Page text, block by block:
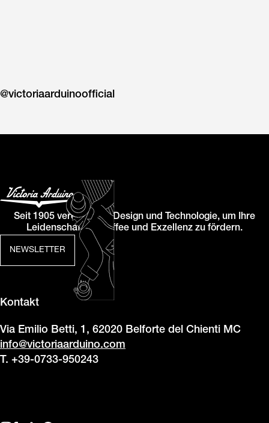
close
Trockenbeheizte
Geräte
sorgt
Zweistufige
Tropfschale
in
Cool-
Touch-
Dampfstäbchen
und
Touchscreen-
Schnittstelle
gibt
@victoriaarduinoofficial
NEWSLETTER
Seit 1905 vereinen wir Design und Technologie, um Ihre
Leidenschaft für Kaffee und Exzellenz zu fördern.
Kontakt
Via Emilio Betti, 1, 62020 Belforte del Chienti MC
info@victoriaarduino.com
T. +39-0733-950243